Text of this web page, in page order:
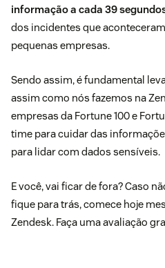
informação a cada 39
dos incidentes que
pequenas empresas.
Sendo assim, é fundamental
assim como nós fazemos na
empresas da Fortune 100 e
time para cuidar das
para lidar com dados sensíveis.
E você, vai ficar de fora? Caso
fique para trás, comece hoje
Zendesk. Faça umaavaliação